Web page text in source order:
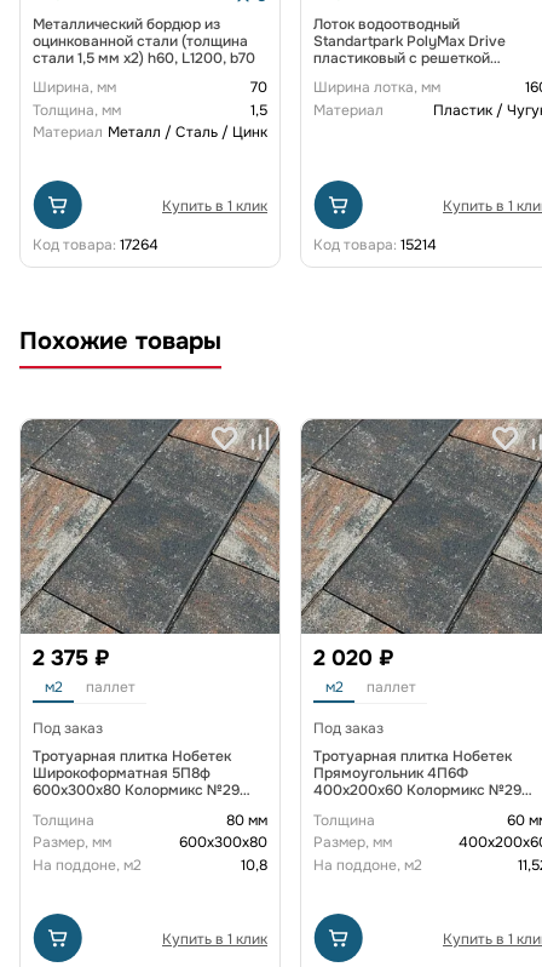
Металлический бордюр из
оцинкованной стали (толщина
стали 1,5 мм x2) h60, L1200, b70
Ширина, мм
70
Толщина, мм
1,5
Материал Металл / Сталь / Цинк
Купить в 1 клик
Код товара: 17264
Лоток водоотводный
Standartpark PolyMax Drive
пластиковый с решеткой
(комплект) 0805034-М
Ширина лотка, мм
Материал
Пластик /
Купить в 1
Код товара: 15214
Похожие товары
2 375 ₽
м2 паллет
Под заказ
Тротуарная плитка Нобетек
Широкоформатная 5П8ф
600x300x80 Колормикс №29
Толщина
80 мм
Размер, мм
600х300х80
На поддоне, м2
10,8
Купить в 1 клик
2 020 ₽
м2 паллет
Под заказ
Тротуарная плитка Нобетек
Прямоугольник 4П6Ф
400x200x60 Колормикс №29
Толщина
60
Размер, мм
На поддоне, м2
Купить в 1